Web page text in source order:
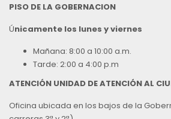
PISO DE LA GOBERNACION
Únicamente los lunes y viernes
Mañana: 8:00 a 10:00 a.m.
Tarde: 2:00 a 4:00 p.m
ATENCIÓN UNIDAD DE ATENCIÓN AL
Oficina ubicada en los bajos de la